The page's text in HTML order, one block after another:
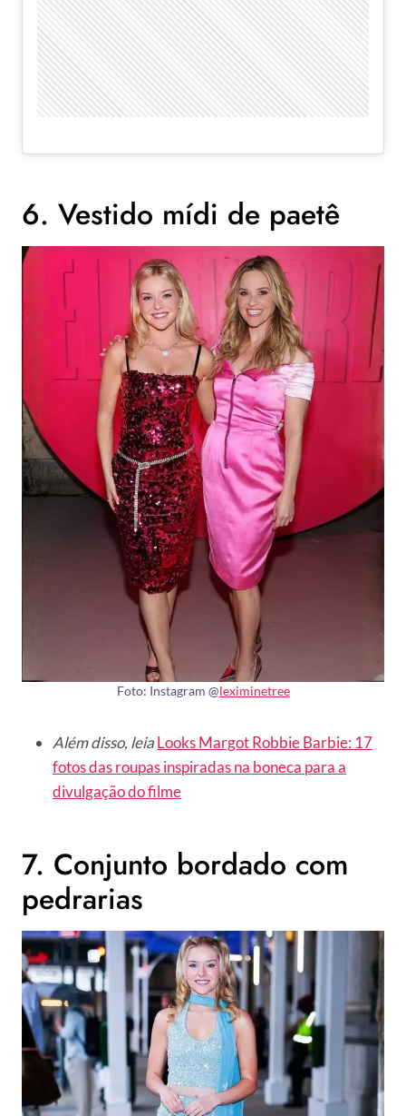
6. Vestido mídi de paetê
Foto: Instagram @leximinetree
Além disso, leiaLooks Margot Robbie Barbie: 17
fotos das roupas inspiradas na boneca para a
divulgação do filme
7. Conjunto bordado com
pedrarias